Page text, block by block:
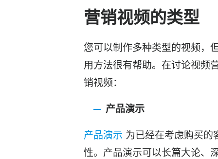
营销视频的类型
您可以制作多种类型的视频，
用方法很有帮助。在讨论视频
销视频：
产品演示
产品演示 为已经在考虑购买的
性。产品演示可以长篇大论、